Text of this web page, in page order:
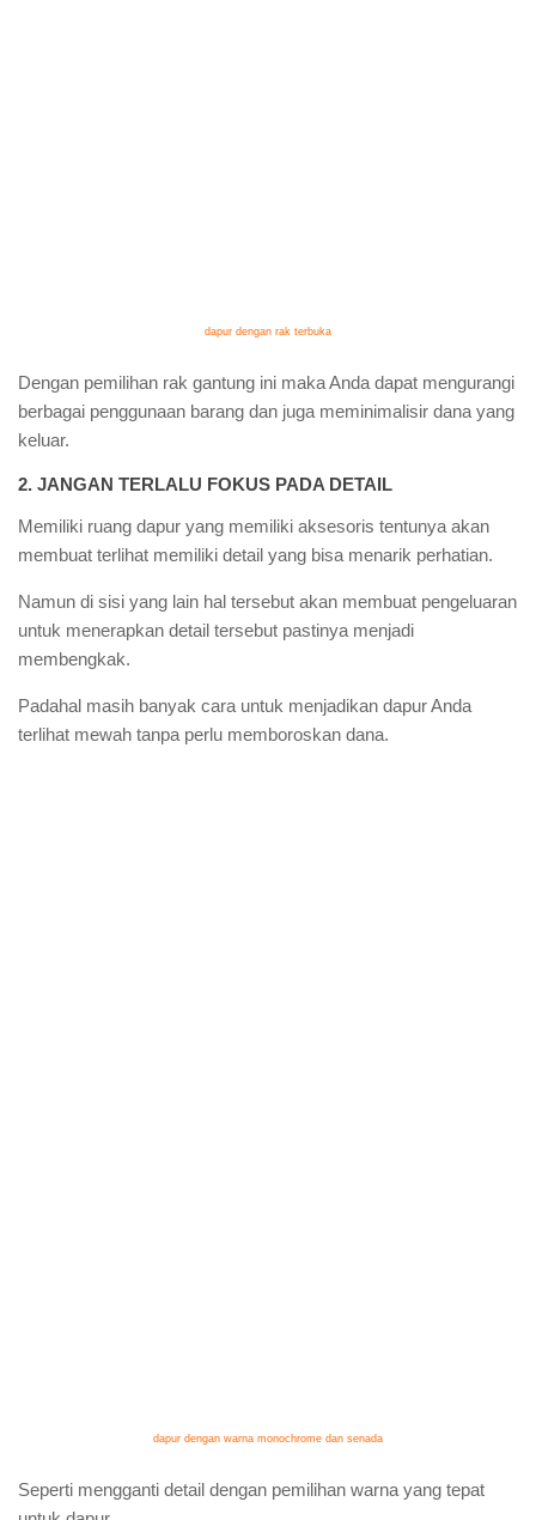
dapur dengan rak terbuka
Dengan pemilihan rak gantung ini maka Anda dapat mengurangi
berbagai penggunaan barang dan juga meminimalisir dana yang
keluar.
2. JANGAN TERLALU FOKUS PADA DETAIL
Memiliki ruang dapur yang memiliki aksesoris tentunya akan
membuat terlihat memiliki detail yang bisa menarik perhatian.
Namun di sisi yang lain hal tersebut akan membuat pengeluaran
untuk menerapkan detail tersebut pastinya menjadi
membengkak.
Padahal masih banyak cara untuk menjadikan dapur Anda
terlihat mewah tanpa perlu memboroskan dana.
dapur dengan warna monochrome dan senada
Seperti mengganti detail dengan pemilihan warna yang tepat